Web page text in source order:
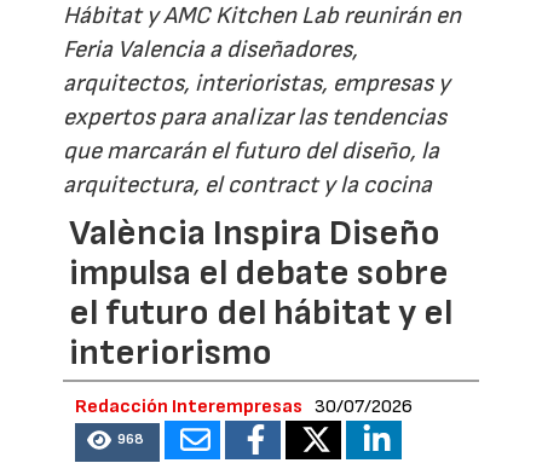
Hábitat y AMC Kitchen Lab reunirán en
Feria Valencia a diseñadores,
arquitectos, interioristas, empresas y
expertos para analizar las tendencias
que marcarán el futuro del diseño, la
arquitectura, el contract y la cocina
València Inspira Diseño
impulsa el debate sobre
el futuro del hábitat y el
interiorismo
Redacción Interempresas 30/07/2026
968